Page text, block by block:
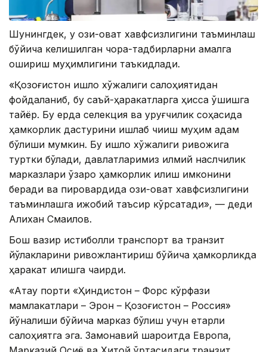
Шунингдек, у озиқ-овқат хавфсизлигини таъминлаш
бўйича келишилган чора-тадбирларни амалга
ошириш муҳимлигини таъкидлади.
«Қозоғистон қишлоқ хўжалиги салоҳиятидан
фойдаланиб, бу саъй-ҳаракатларга ҳисса қўшишга
тайёр. Бу ерда селекция ва уруғчилик соҳасида
ҳамкорлик дастурини ишлаб чиқиш муҳим қадам
бўлиши мумкин. Бу қишлоқ хўжалиги ривожига
туртки бўлади, давлатларимиз илмий наслчилик
марказлари ўзаро ҳамкорлик қилиш имконини
беради ва пировардида озиқ-овқат хавфсизлигини
таъминлашга ижобий таъсир кўрсатади», — деди
Алихан Смаилов.
Бош вазир истиқболли транспорт ва транзит
йўлакларини ривожлантириш бўйича ҳамкорликда
ҳаракат қилишга чақирди.
«Ақтау порти «Ҳиндистон – Форс кўрфази
мамлакатлари – Эрон – Қозоғистон – Россия»
йўналиши бўйича марказ бўлиш учун етарли
салоҳиятга эга. Замонавий шароитда Европа,